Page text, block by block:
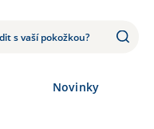
Novinky